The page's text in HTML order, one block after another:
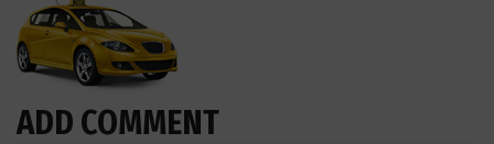
ADD COMMENT